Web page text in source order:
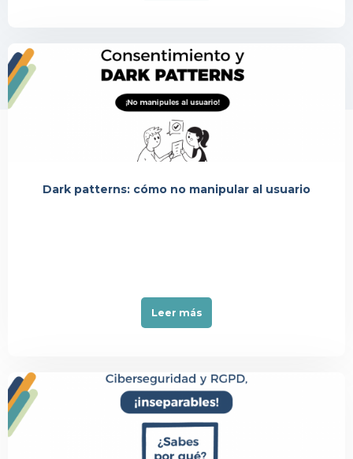
Événement
Dark patterns: cómo no manipular al usuario
Leer más